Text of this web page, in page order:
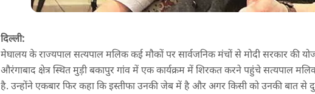
दिल्ली:
मेघालय के राज्यपाल सत्यपाल मलिक कई मौकों पर सार्वजनिक मंचों से मोदी सरकार की
औरंगाबाद क्षेत्र स्थित मुड़ी बकापुर गांव में एक कार्यक्रम में शिरकत करने पहुंचे सत्यपाल
है. उन्होंने एकबार फिर कहा कि इस्तीफा उनकी जेब में है और अगर किसी को उनकी बात